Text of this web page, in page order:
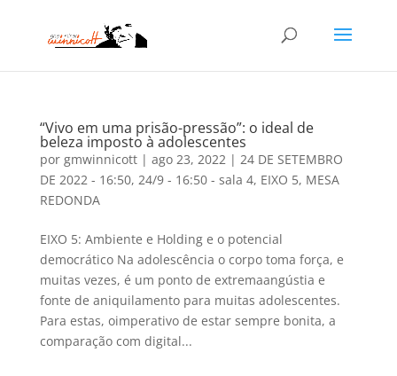
“Vivo em uma prisão-pressão”: o ideal de
beleza imposto à adolescentes
por gmwinnicott| ago 23, 2022| 24 DE SETEMBRO
DE 2022 - 16:50, 24/9 - 16:50 - sala 4, EIXO 5, MESA
REDONDA
EIXO 5: Ambiente e Holding e o potencial
democrático Na adolescência o corpo toma força, e
muitas vezes, é um ponto de extremaangústia e
fonte de aniquilamento para muitas adolescentes.
Para estas, oimperativo de estar sempre bonita, a
comparação com digital...